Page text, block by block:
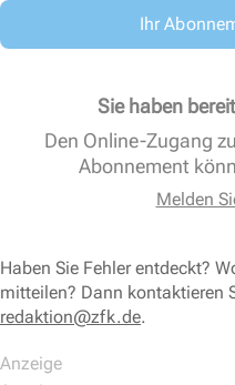
Ihr
Sie haben
Den Online-Zugang
Abonnement
Melden
Haben Sie Fehler entdeckt?
mitteilen? Dann kontaktieren
redaktion@zfk.de.